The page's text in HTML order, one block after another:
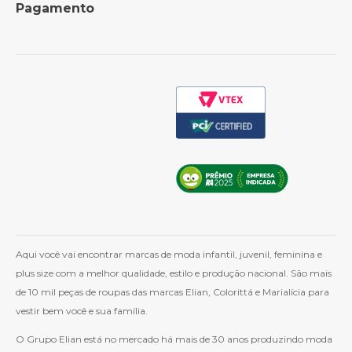
Política de Frete
Como Comprar
Pagamento
Aqui você vai encontrar marcas de moda infantil, juvenil, feminina e
plus size com a melhor qualidade, estilo e produção nacional. São mais
de 10 mil peças de roupas das marcas Elian, Colorittá e Marialícia para
vestir bem você e sua família.
O Grupo Elian está no mercado há mais de 30 anos produzindo moda